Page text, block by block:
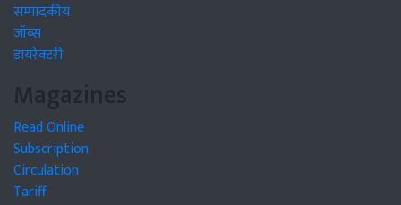
सम्पादकीय
जॉब्स
डायरेक्टरी
Magazines
Read Online
Subscription
Circulation
Tariff